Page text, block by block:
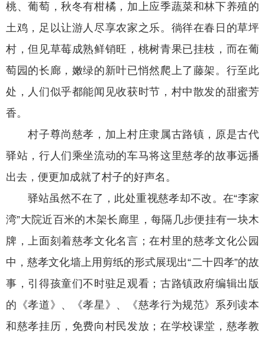
桃、葡萄，秋冬有柑橘，加上应季蔬菜和林下养殖的
土鸡，足以让游人尽享农家之乐。徜徉在春日的草坪
村，但见草莓成熟鲜销旺，桃树青果已挂枝，而在葡
萄园的长廊，嫩绿的新叶已悄然爬上了藤架。行至此
处，人们似乎都能闻见收获时节，村中散发的甜蜜芳
香。
村子尊尚慈孝，加上村庄隶属古路镇，原是古代
驿站，行人们乘坐流动的车马将这里慈孝的故事远播
出去，便更加成就了村子的好声名。
驿站虽然不在了，此处重视慈孝却不改。在“李家
湾”大院近百米的木架长廊里，每隔几步便挂有一块木
牌，上面刻着慈孝文化名言；在村里的慈孝文化公园
中，慈孝文化墙上用剪纸的形式展现出“二十四孝”的故
事，引得孩童们不时驻足观看；古路镇政府编辑出版
的《孝道》、《孝星》、《慈孝行为规范》系列读本
和慈孝挂历，免费向村民发放；在学校课堂，慈孝教